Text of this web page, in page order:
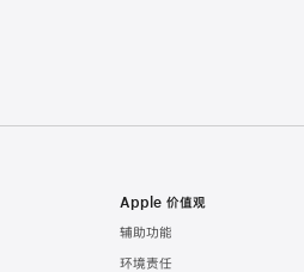
Apple 价值观
辅助功能
环境责任